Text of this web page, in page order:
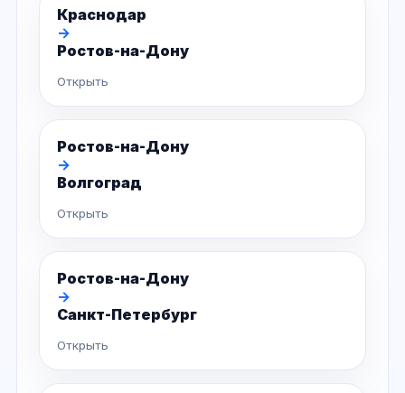
Краснодар
→
Ростов-на-Дону
Открыть
Ростов-на-Дону
→
Волгоград
Открыть
Ростов-на-Дону
→
Санкт-Петербург
Открыть